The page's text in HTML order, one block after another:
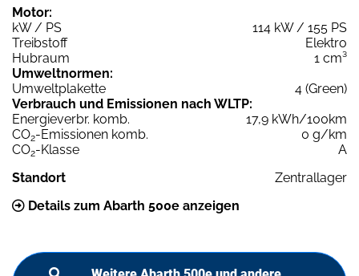
Motor:
kW / PS
114 kW / 155 PS
Treibstoff
Elektro
Hubraum
1 cm³
Umweltnormen:
Umweltplakette
4 (Green)
Verbrauch und Emissionen nach WLTP:
Energieverbr. komb.
17,9 kWh/100km
CO2-Emissionen komb.
0 g/km
CO2-Klasse
A
Standort
Zentrallager
Details zum Abarth 500e anzeigen